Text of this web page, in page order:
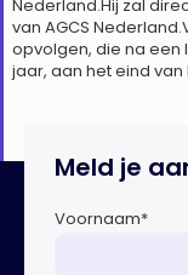
Nederland.Hij zal
van AGCS
opvolgen, die na een
jaar, aan het eind
Meld je
Voornaam*